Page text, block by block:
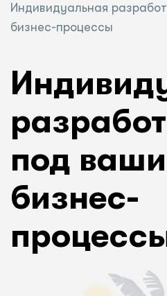
Индивидуальная
бизнес-процессы
под ваши
бизнес-